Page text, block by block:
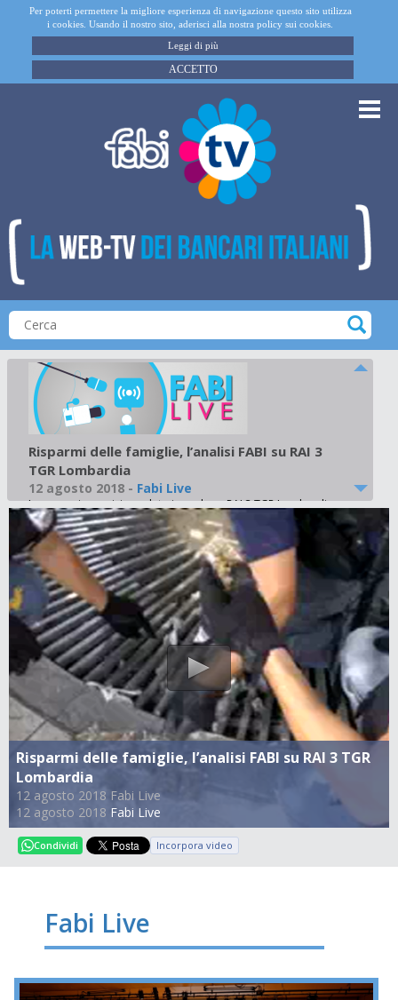
Per poterti permettere la migliore esperienza di navigazione questo sito utilizza
i cookies. Usando il nostro sito, aderisci alla nostra policy sui cookies.
Leggi di più
ACCETTO
Risparmi delle famiglie, l’analisi FABI su RAI 3 TGR
Lombardia
12 agosto 2018 Fabi Live
12 agosto 2018 Fabi Live
Risparmi delle famiglie, l’analisi FABI su RAI 3
TGR Lombardia
12 agosto 2018 - Fabi Live
In un ampio servizio andato in onda su RAI 3 TGR Lombardia
l’ 11 agosto 2018 alle 19.30 i dati elaborati dalla FABI sulla
ricchezza del nostro Paese con l’intervista al Segretario
Nazionale della FABI Giuseppe Milazzo. Guarda il servizio
Condividi Incorpora video
Fabi Live